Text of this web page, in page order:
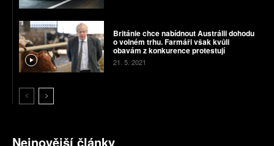
Británie chce nabídnout Austrálii dohodu
o volném trhu. Farmáři však kvůli
obavám z konkurence protestují
21. 5. 2021
Nejnovější články